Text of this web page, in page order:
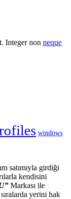
Integer non neque
windows
satımıyla girdiği
kendisini
Markası ile
yerini hak